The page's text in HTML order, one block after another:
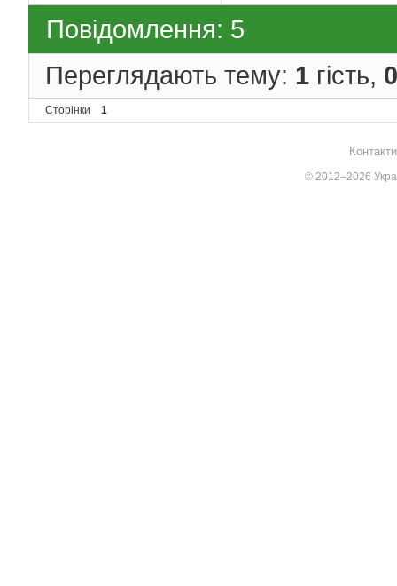
Повідомлення: 5
Переглядають тему: 1 гість, 0
Сторінки 1
© 2012–2026